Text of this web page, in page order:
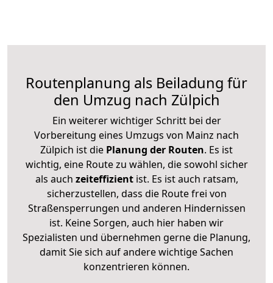
Routenplanung als Beiladung für
den Umzug nach Zülpich
Ein weiterer wichtiger Schritt bei der
Vorbereitung eines Umzugs von Mainz nach
Zülpich ist die Planung der Routen. Es ist
wichtig, eine Route zu wählen, die sowohl sicher
als auch zeiteffizientist. Es ist auch ratsam,
sicherzustellen, dass die Route frei von
Straßensperrungen und anderen Hindernissen
ist. Keine Sorgen, auch hier haben wir
Spezialisten und übernehmen gerne die Planung,
damit Sie sich auf andere wichtige Sachen
konzentrieren können.